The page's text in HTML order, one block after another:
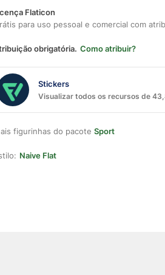
Flaticon
para uso pessoal e comercial com
obrigatória. Como atribuir?
Stickers
Visualizar todos os recursos de
figurinhas do pacote Sport
Naive Flat